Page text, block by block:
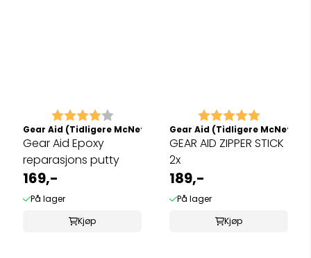
Karakter: 4.0 av 5 mulige
Gear Aid (Tidligere McNett)
Gear Aid Epoxy
reparasjons putty
169,-
På lager
Kjøp
Karakter: 5.0 av 5
Gear Aid (Tidligere McNett)
GEAR AID ZIPPER STICK
2x
189,-
På lager
Kjøp